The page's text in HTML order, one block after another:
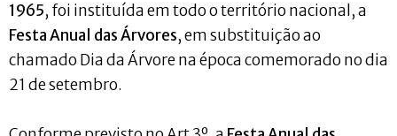
1965, foi instituída em todo o território nacional, a
Festa Anual das Árvores, em substituição ao
chamado Dia da Árvore na época comemorado no dia
21 de setembro.